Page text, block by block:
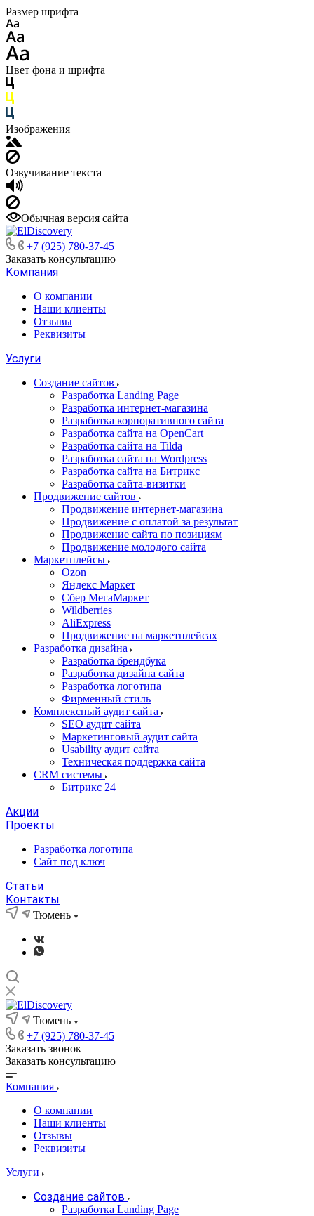
Размер шрифта
Цвет фона и шрифта
Изображения
Озвучивание текста
Обычная версия сайта
+7 (925) 780-37-45
Заказать консультацию
Компания
О компании
Наши клиенты
Отзывы
Реквизиты
Услуги
Создание сайтов
Разработка Landing Page
Разработка интернет-магазина
Разработка корпоративного сайта
Разработка сайта на OpenCart
Разработка сайта на Tilda
Разработка сайта на Wordpress
Разработка сайта на Битрикс
Разработка сайта-визитки
Продвижение сайтов
Продвижение интернет-магазина
Продвижение с оплатой за результат
Продвижение сайта по позициям
Продвижение молодого сайта
Маркетплейсы
Ozon
Яндекс Маркет
Сбер МегаМаркет
Wildberries
AliExpress
Продвижение на маркетплейсах
Разработка дизайна
Разработка брендбука
Разработка дизайна сайта
Разработка логотипа
Фирменный стиль
Комплексный аудит сайта
SEO аудит сайта
Маркетинговый аудит сайта
Usability аудит сайта
Техническая поддержка сайта
CRM системы
Битрикс 24
Акции
Проекты
Разработка логотипа
Сайт под ключ
Статьи
Контакты
Тюмень
Тюмень
+7 (925) 780-37-45
Заказать звонок
Заказать консультацию
Компания
О компании
Наши клиенты
Отзывы
Реквизиты
Услуги
Создание сайтов
Разработка Landing Page